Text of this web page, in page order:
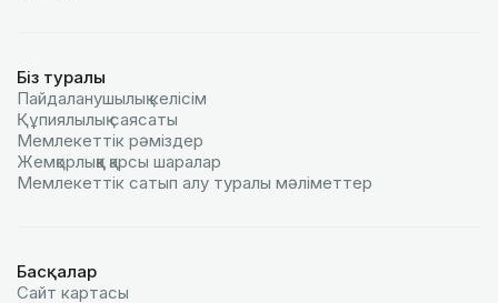
Біз туралы
Пайдаланушылық келiciм
Құпиялылық саясаты
Мемлекеттік рәміздер
Жемқорлыққа қарсы шаралар
Мемлекеттік сатып алу туралы мәлiметтер
Басқалар
Сайт картасы